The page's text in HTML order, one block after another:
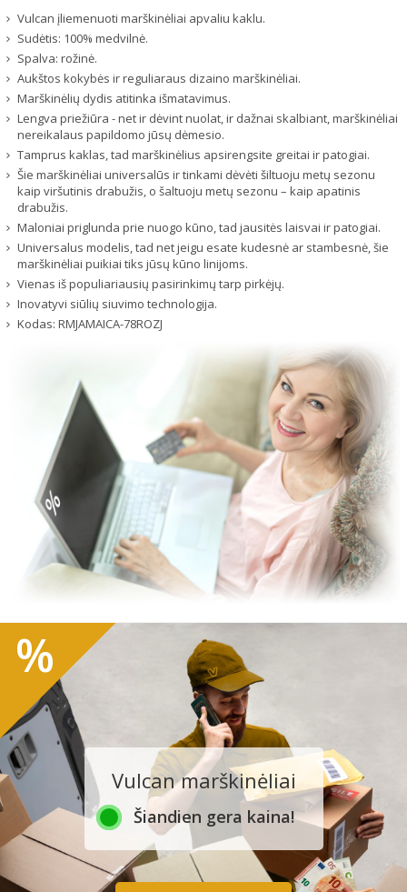
Vulcan įliemenuoti marškinėliai apvaliu kaklu.
Sudėtis: 100% medvilnė.
Spalva: rožinė.
Aukštos kokybės ir reguliaraus dizaino marškinėliai.
Marškinėlių dydis atitinka išmatavimus.
Lengva priežiūra - net ir dėvint nuolat, ir dažnai skalbiant, marškinėliai
nereikalaus papildomo jūsų dėmesio.
Tamprus kaklas, tad marškinėlius apsirengsite greitai ir patogiai.
Šie marškinėliai universalūs ir tinkami dėvėti šiltuoju metų sezonu
kaip viršutinis drabužis, o šaltuoju metų sezonu – kaip apatinis
drabužis.
Maloniai priglunda prie nuogo kūno, tad jausitės laisvai ir patogiai.
Universalus modelis, tad net jeigu esate kudesnė ar stambesnė, šie
marškinėliai puikiai tiks jūsų kūno linijoms.
Vienas iš populiariausių pasirinkimų tarp pirkėjų.
Inovatyvi siūlių siuvimo technologija.
Kodas: RMJAMAICA-78ROZJ
Vulcan marškinėliai
Šiandien gera kaina!
%